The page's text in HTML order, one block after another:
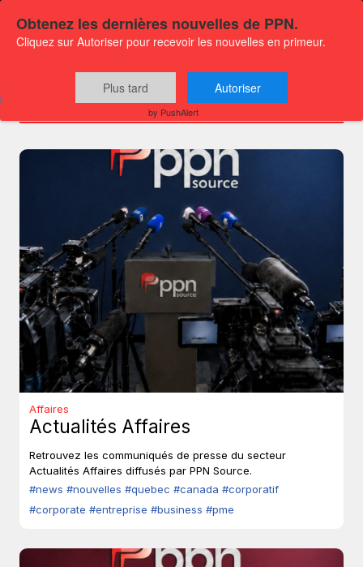
Chaînes
Affaires
Actualités Affaires
Retrouvez les communiqués de presse du secteur
Actualités Affaires diffusés par PPN Source.
#news #nouvelles #quebec #canada #corporatif
#corporate #entreprise #business #pme
Obtenez les dernières nouvelles de PPN.
Cliquez sur Autoriser pour recevoir les nouvelles en primeur.
Plus tard Autoriser
by PushAlert